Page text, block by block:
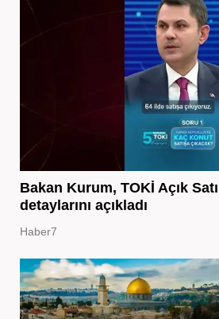
Bakan Kurum, TOKİ Açık
detaylarını açıkladı
Haber7